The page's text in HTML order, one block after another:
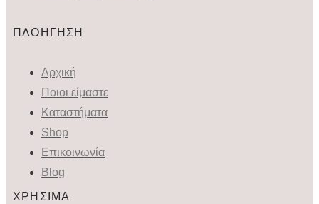
ΠΛΟΗΓΗΣΗ
Αρχική
Ποιοι είμαστε
Καταστήματα
Shop
Επικοινωνία
Blog
ΧΡΗΣΙΜΑ